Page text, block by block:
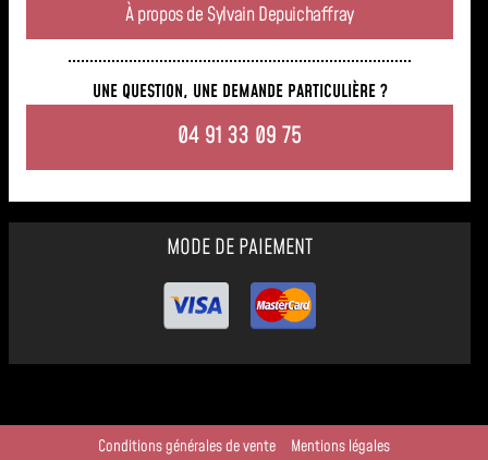
À propos de Sylvain Depuichaffray
UNE QUESTION, UNE DEMANDE PARTICULIÈRE ?
04 91 33 09 75
MODE DE PAIEMENT
Conditions générales de vente Mentions légales